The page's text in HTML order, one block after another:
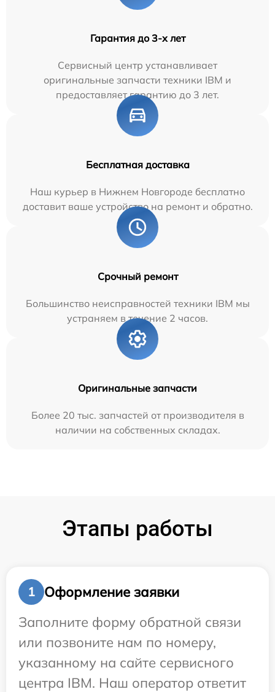
Гарантия до 3-х лет
Сервисный центр устанавливает
оригинальные запчасти техники IBM и
предоставляет гарантию до 3 лет.
Бесплатная доставка
Наш курьер в Нижнем Новгороде бесплатно
доставит ваше устройство на ремонт и обратно.
Срочный ремонт
Большинство неисправностей техники IBM мы
устраняем в течение 2 часов.
Оригинальные запчасти
Более 20 тыс. запчастей от производителя в
наличии на собственных складах.
Этапы работы
1
Оформление заявки
Заполните форму обратной связи
или позвоните нам по номеру,
указанному на сайте сервисного
центра IBM. Наш оператор ответит